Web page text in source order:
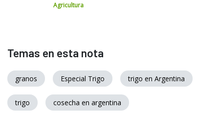
Agricultura
Temas en esta nota
granos Especial Trigo trigo en Argentina
trigo cosecha en argentina